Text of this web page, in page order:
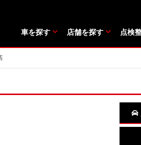
車を探す 店舗を探す 点検